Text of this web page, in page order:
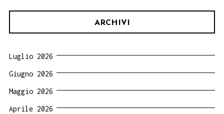
ARCHIVI
Luglio 2026
Giugno 2026
Maggio 2026
Aprile 2026